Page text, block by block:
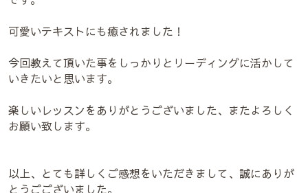
可愛いテキストにも癒されました！
今回教えて頂いた事をしっかりとリーディングに活かして
いきたいと思います。
楽しいレッスンをありがとうございました、またよろしく
お願い致します。
以上、とても詳しくご感想をいただきまして、誠にありが
とうごございました。